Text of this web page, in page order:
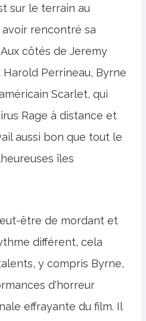
sur le terrain au
rencontré sa
côtés de Jeremy
Harold Perrineau, Byrne
Scarlet, qui
Rage à distance et
aussi bon que tout le
îles
être de mordant et
différent, cela
y compris Byrne,
d'horreur
effrayante du film. Il